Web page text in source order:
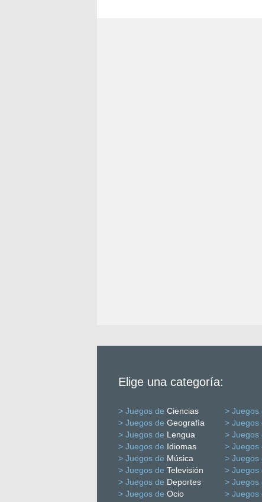
Elige una categoría:
> Juegos de Ciencias > Juegos
> Juegos de Geografía > Juegos
> Juegos de Lengua > Juegos
> Juegos de Idiomas > Juegos
> Juegos de Música > Juegos
> Juegos de Televisión > Juegos
> Juegos de Deportes > Juegos
> Juegos de Ocio > Juegos